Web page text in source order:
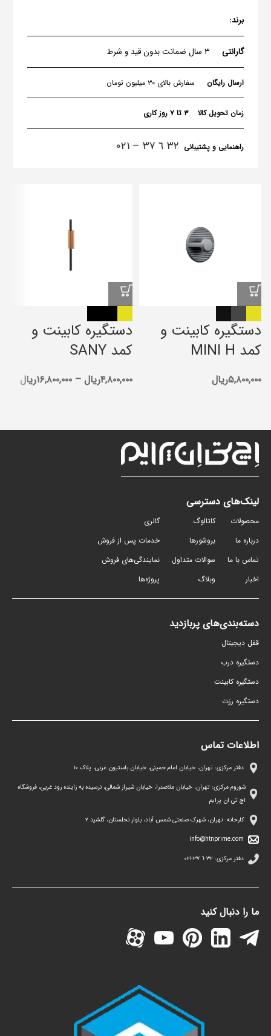
برند:
گارانتی ۳ سال ضمانت بدون قید و شرط
ارسال رایگان سفارش بالای ۳۰ میلیون تومان
زمان تحویل کالا ۳ تا ۷ روز کاری
راهنمایی و پشتیبانی ٣٢ ٦ ٣٧ – ۰۲۱
دستگیره کابینت و
کمد MINI H
۵,۸۰۰,۰۰۰ریال
دستگیره کابینت و
کمد SANY
۴,۸۰۰,۰۰۰ریال – ۱۶,۸۰۰,۰۰۰ریال
لینک‌های دسترسی
محصولات
درباره ما
تماس با ما
اخبار
کاتالوگ
بروشورها
سوالات متداول
وبلاگ
گالری
خدمات پس از فروش
نمایندگی‌های فروش
پروژه‌ها
دسته‌بندی‌های پربازدید
قفل دیجیتال
دستگیره درب
دستگیره کابینت
دستگیره رزت
اطلاعات تماس
دفتر مرکزی: تهران، خیابان امام خمینی، خیابان باستیون غربی، پلاک ١٠
شوروم مرکزی: تهران، خیابان ملاصدرا، خیابان شیراز شمالی، نرسیده به زاینده رود غربی، فروشگاه
اچ تی ان پرایم
کارخانه: تهران، شهرک صنعتی شمس آباد، بلوار نخلستان، گلشید ۲
info@htnprime.com
دفتر مرکزی: ٣٢ ٦ ٣٧-٠٢١
ما را دنبال کنید